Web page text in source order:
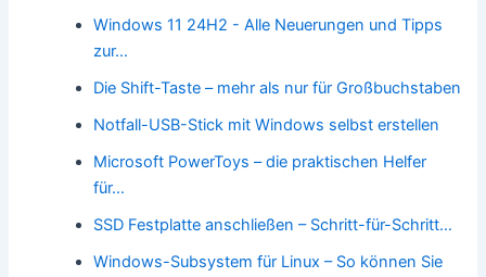
Windows 11 24H2 - Alle Neuerungen und Tipps
zur…
Die Shift-Taste – mehr als nur für Großbuchstaben
Notfall-USB-Stick mit Windows selbst erstellen
Microsoft PowerToys – die praktischen Helfer
für…
SSD Festplatte anschließen – Schritt-für-Schritt…
Windows-Subsystem für Linux – So können Sie